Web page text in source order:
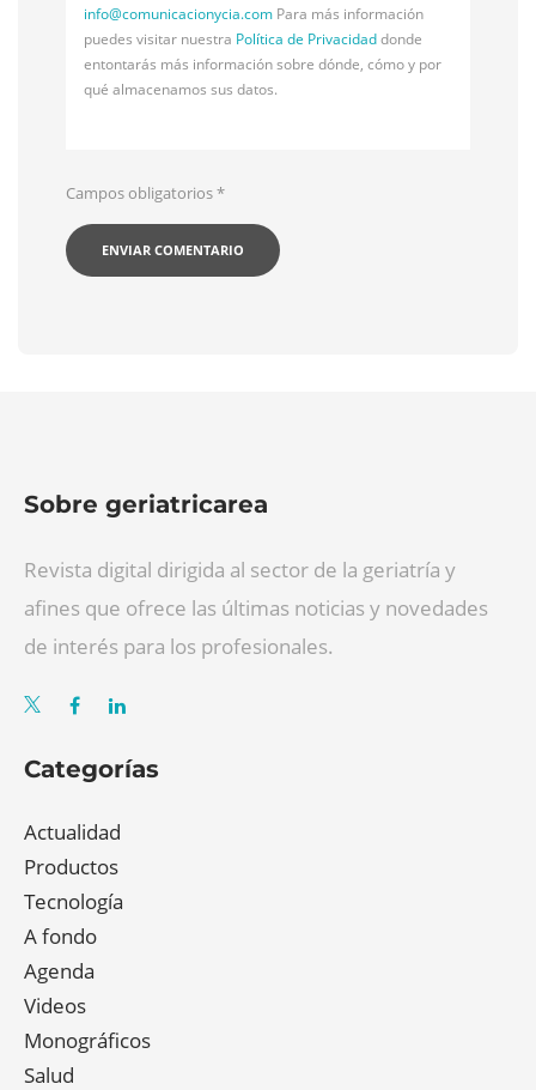
info@comunicacionycia.com Para más información
puedes visitar nuestra Política de Privacidaddonde
entontarás más información sobre dónde, cómo y por
qué almacenamos sus datos.
Campos obligatorios*
Sobre geriatricarea
Revista digital dirigida al sector de la geriatría y
afines que ofrece las últimas noticias y novedades
de interés para los profesionales.
Categorías
Actualidad
Productos
Tecnología
A fondo
Agenda
Videos
Monográficos
Salud